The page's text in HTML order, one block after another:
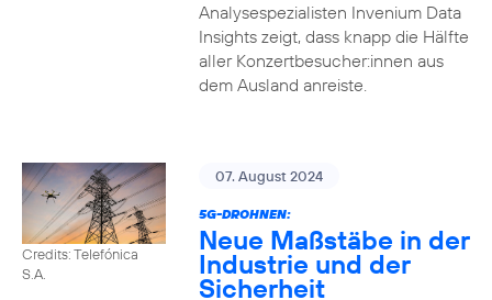
Analysespezialisten Invenium Data
Insights zeigt, dass knapp die Hälfte
aller Konzertbesucher:innen aus
dem Ausland anreiste.
Credits: Telefónica
S.A.
07. August 2024
5G-DROHNEN:
Neue Maßstäbe in der
Industrie und der
Sicherheit